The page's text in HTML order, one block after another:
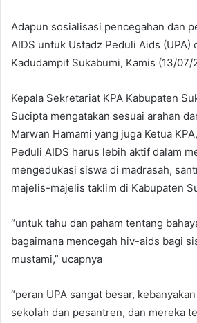
Adapun sosialisasi pencegahan dan
AIDS untuk Ustadz Peduli Aids (UPA)
Kadudampit Sukabumi, Kamis (13/07/
Kepala Sekretariat KPA Kabupaten
Sucipta mengatakan sesuai arahan
Marwan Hamami yang juga Ketua
Peduli AIDS harus lebih aktif dalam
mengedukasi siswa di madrasah,
majelis-majelis taklim di Kabupaten
“untuk tahu dan paham tentang
bagaimana mencegah hiv-aids bagi
mustami,” ucapnya
“peran UPA sangat besar,
sekolah dan pesantren, dan mereka